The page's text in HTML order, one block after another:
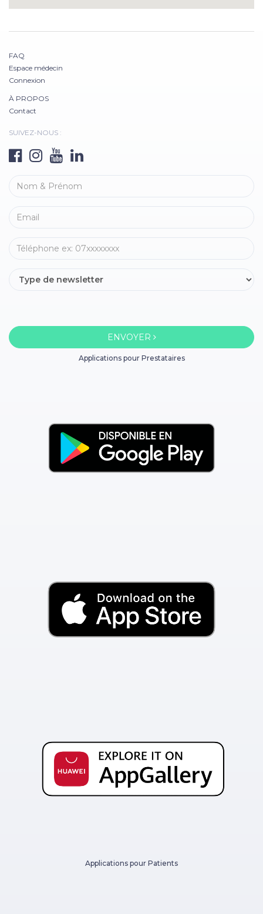
FAQ
Espace médecin
Connexion
À PROPOS
Contact
SUIVEZ-NOUS :
ENVOYER
Applications pour Prestataires
Applications pour Patients